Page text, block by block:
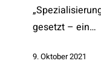
gesetzt – ein…
9. Oktober 2021